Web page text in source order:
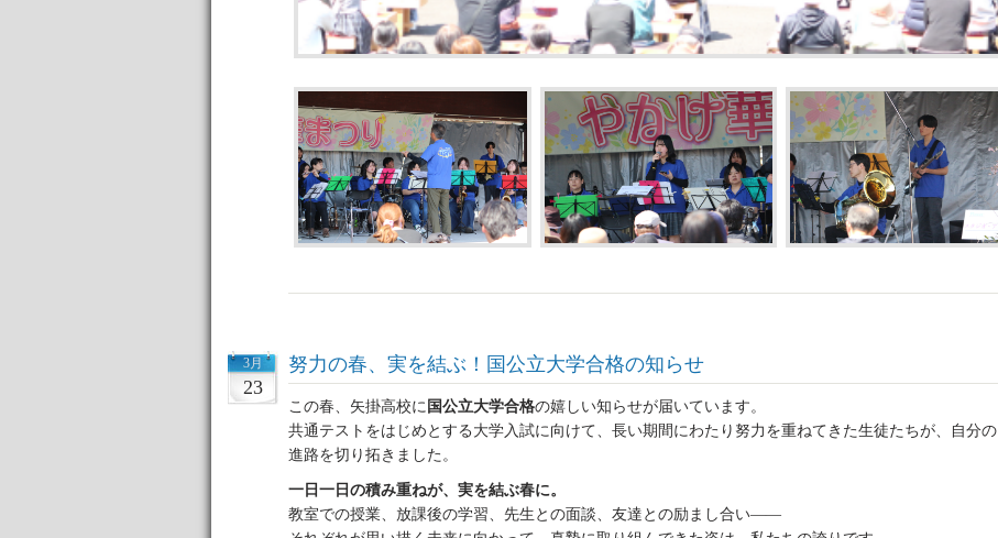
3月
23
努力の春、実を結ぶ！国公立大学合格の知らせ
この春、矢掛高校に 国公立大学合格の嬉しい知らせが届いています。
共通テストをはじめとする大学入試に向けて、長い期間にわたり努力を重ねてきた生徒たちが、自分の
進路を切り拓きました。
一日一日の積み重ねが、実を結ぶ春に。
教室での授業、放課後の学習、先生との面談、友達との励まし合い――